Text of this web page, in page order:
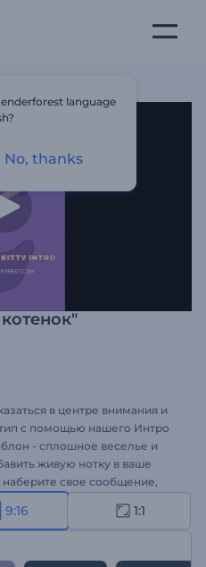
в центре внимания и
с помощью нашего Интро
- сплошное веселье и
живую нотку в ваше
наберите свое сообщение,
трек из нашей обширной
Идеально подходит для
роликов,
домашних животных, детей
9:16 1:1
language
No, thanks